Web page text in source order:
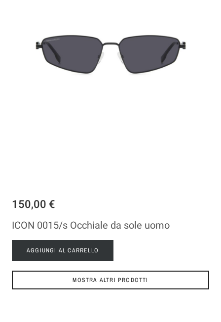
150,00 €
ICON 0015/s Occhiale da sole uomo
AGGIUNGI AL CARRELLO
MOSTRA ALTRI PRODOTTI